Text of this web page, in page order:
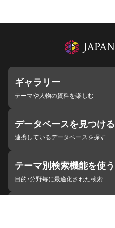
ギャラリー
テーマや人物の資料を楽しむ
データベースを見つける
連携しているデータベースを探す
テーマ別検索機能を使う
目的・分野毎に最適化された検索